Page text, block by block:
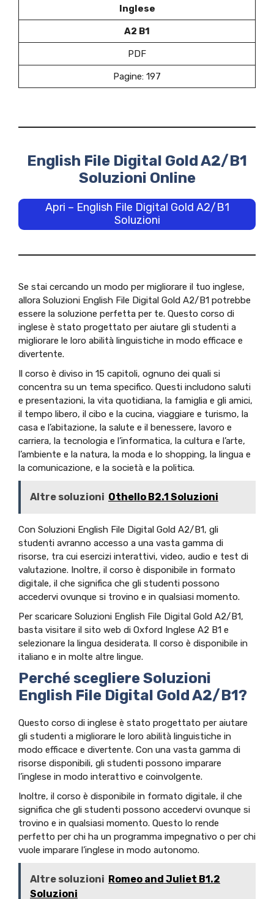
Inglese
A2 B1
PDF
Pagine: 197
English File Digital Gold A2/B1
Soluzioni Online
Apri – English File Digital Gold A2/B1
Soluzioni
Se stai cercando un modo per migliorare il tuo inglese,
allora Soluzioni English File Digital Gold A2/B1 potrebbe
essere la soluzione perfetta per te. Questo corso di
inglese è stato progettato per aiutare gli studenti a
migliorare le loro abilità linguistiche in modo efficace e
divertente.
Il corso è diviso in 15 capitoli, ognuno dei quali si
concentra su un tema specifico. Questi includono saluti
e presentazioni, la vita quotidiana, la famiglia e gli amici,
il tempo libero, il cibo e la cucina, viaggiare e turismo, la
casa e l’abitazione, la salute e il benessere, lavoro e
carriera, la tecnologia e l’informatica, la cultura e l’arte,
l’ambiente e la natura, la moda e lo shopping, la lingua e
la comunicazione, e la società e la politica.
Altre soluzioni Othello B2.1 Soluzioni
Con Soluzioni English File Digital Gold A2/B1, gli
studenti avranno accesso a una vasta gamma di
risorse, tra cui esercizi interattivi, video, audio e test di
valutazione. Inoltre, il corso è disponibile in formato
digitale, il che significa che gli studenti possono
accedervi ovunque si trovino e in qualsiasi momento.
Per scaricare Soluzioni English File Digital Gold A2/B1,
basta visitare il sito web di Oxford Inglese A2 B1 e
selezionare la lingua desiderata. Il corso è disponibile in
italiano e in molte altre lingue.
Perché scegliere Soluzioni
English File Digital Gold A2/B1?
Questo corso di inglese è stato progettato per aiutare
gli studenti a migliorare le loro abilità linguistiche in
modo efficace e divertente. Con una vasta gamma di
risorse disponibili, gli studenti possono imparare
l’inglese in modo interattivo e coinvolgente.
Inoltre, il corso è disponibile in formato digitale, il che
significa che gli studenti possono accedervi ovunque si
trovino e in qualsiasi momento. Questo lo rende
perfetto per chi ha un programma impegnativo o per chi
vuole imparare l’inglese in modo autonomo.
Altre soluzioni Romeo and Juliet B1.2
Soluzioni